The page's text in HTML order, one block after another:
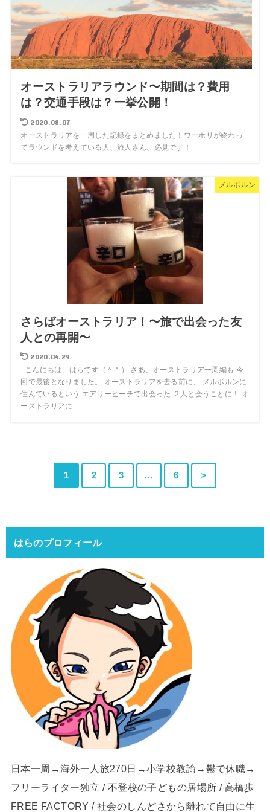
オーストラリアラウンド〜期間は？費用
は？交通手段は？一挙公開！
2020.08.07
オーストラリアを一周した記録をまとめました！ワーホリが終わっ
てラウンドを考えている人、旅人さん、必見です！
メルボルン
さらばオーストラリア！〜旅で出会った友
人との再開〜
2020.04.29
こんにちは、はらです（＾＾） さあ、オーストラリア一周編も 今
回で最後となりました。 オーストラリアを去る前に、 メルボルンに
住んでいるという エアリービーチで出会った ２人と会うことに！ オ
ーストラリアに…
1 2 3 … 6 >
はらのプロフィール
日本一周→海外一人旅270日→小学校教諭→鬱で休職→
フリーライター独立 / 不登校の子どもの居場所 / 高橋歩
FREE FACTORY / 社会のしんどさから離れて自由に生